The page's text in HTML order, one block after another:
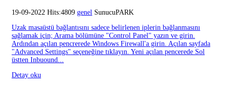
19-09-2022 Hits:4809 genel SunucuPARK
Uzak masaüstü bağlantısını sadece belirlenen iplerin bağlanmasını
sağlamak için; Arama bölümüne "Control Panel" yazın ve girin.
Ardından açılan pencrerede Windows Firewall'a girin. Açılan sayfada
"Advanced Settings" seçeneğine tıklayın. Yeni açılan pencerede Sol
üstten Inbuound...
Detay oku